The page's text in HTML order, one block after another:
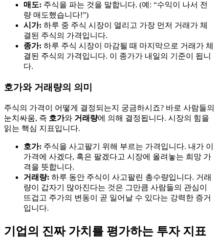
매도: 주식을 파는 것을 말합니다. (예: “수익이 나서 전
량 매도했습니다!”)
시가: 하루 중 주식 시장이 열리고 가장 먼저 거래가 체
결된 주식의 가격입니다.
종가: 하루 주식 시장이 마감될 때 마지막으로 거래가 체
결된 주식의 가격입니다. 이 종가가 내일의 기준이 됩니
다.
호가와 거래량의 의미
주식의 가격이 어떻게 결정되는지 궁금하시죠? 바로 사람들의
눈치싸움, 즉 호가와 거래량에 의해 결정됩니다. 시장의 힘을
읽는 핵심 지표입니다.
호가: 주식을 사고팔기 위해 부르는 가격입니다. 내가 이
가격에 사겠다, 혹은 팔겠다고 시장에 올려놓는 희망 가
격을 뜻합니다.
거래량: 하루 동안 주식이 사고팔린 총수량입니다. 거래
량이 갑자기 많아진다는 것은 그만큼 사람들의 관심이
뜨겁고 주가의 변동이 곧 일어날 수 있다는 강력한 증거
입니다.
기업의 진짜 가치를 평가하는 투자 지표